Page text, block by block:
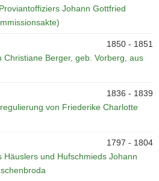
Johann Gottfried
1850 - 1851
Christiane Berger, geb. Vorberg, aus
1836 - 1839
von Friederike Charlotte
1797 - 1804
Häuslers und Hufschmieds Johann